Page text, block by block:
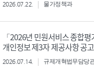
2026.07.22. 물가정책과
「2026년 민원서비스 종합
개인정보 제3자 제공사항 공고
2026.07.14. 규제개혁법무담당